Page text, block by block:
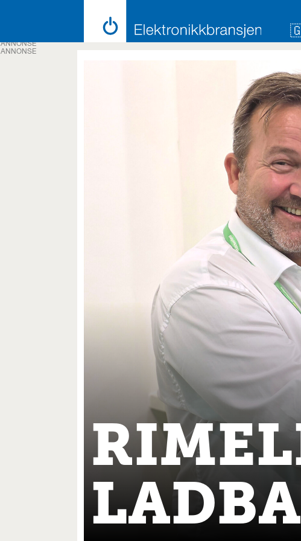
ANNONSE
ANNONSE